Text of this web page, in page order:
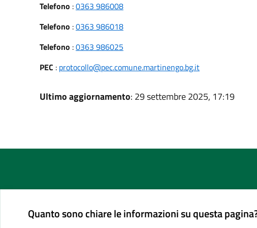
Telefono :0363 986008
Telefono :0363 986018
Telefono :0363 986025
PEC : protocollo@pec.comune.martinengo.bg.it
Ultimo aggiornamento: 29 settembre 2025, 17:19
Quanto sono chiare le informazioni su questa